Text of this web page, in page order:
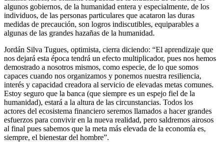
algunos gobiernos, de la humanidad entera y especialmente, de los
individuos, de las personas particulares que acataron las duras
medidas de precaución, son logros indiscutibles, equiparables a
algunas de las grandes hazañas de la humanidad.
Jordán Silva Tugues, optimista, cierra diciendo: “El aprendizaje que
nos dejará esta época tendrá un efecto multiplicador, pues nos hemos
demostrado a nosotros mismos, como especie, de lo que somos
capaces cuando nos organizamos y ponemos nuestra resiliencia,
interés y capacidad creadora al servicio de elevadas metas comunes.
Estoy seguro que la banca (que siempre es un espejo fiel de la
humanidad), estará a la altura de las circunstancias. Todos los
actores del ecosistema financiero seremos llamados a hacer grandes
esfuerzos para convivir en la nueva realidad, pero saldremos airosos
al final pues sabemos que la meta más elevada de la economía es,
siempre, el bienestar del hombre”.